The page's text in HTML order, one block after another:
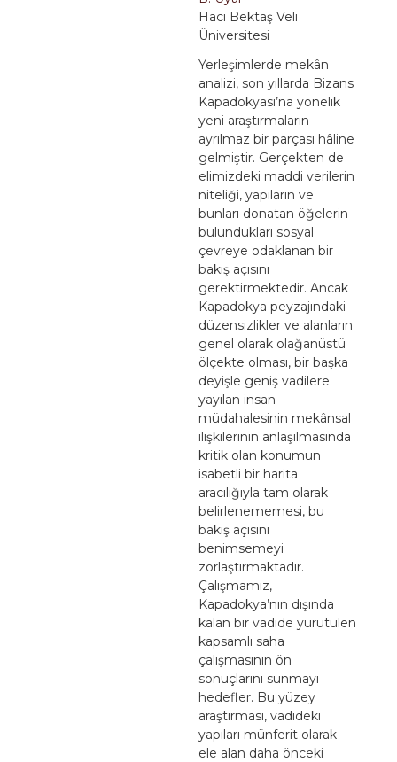
Hacı Bektaş Veli
Üniversitesi
Yerleşimlerde mekân
analizi, son yıllarda Bizans
Kapadokyası’na yönelik
yeni araştırmaların
ayrılmaz bir parçası hâline
gelmiştir. Gerçekten de
elimizdeki maddi verilerin
niteliği, yapıların ve
bunları donatan öğelerin
bulundukları sosyal
çevreye odaklanan bir
bakış açısını
gerektirmektedir. Ancak
Kapadokya peyzajındaki
düzensizlikler ve alanların
genel olarak olağanüstü
ölçekte olması, bir başka
deyişle geniş vadilere
yayılan insan
müdahalesinin mekânsal
ilişkilerinin anlaşılmasında
kritik olan konumun
isabetli bir harita
aracılığıyla tam olarak
belirlenememesi, bu
bakış açısını
benimsemeyi
zorlaştırmaktadır.
Çalışmamız,
Kapadokya’nın dışında
kalan bir vadide yürütülen
kapsamlı saha
çalışmasının ön
sonuçlarını sunmayı
hedefler. Bu yüzey
araştırması, vadideki
yapıları münferit olarak
ele alan daha önceki